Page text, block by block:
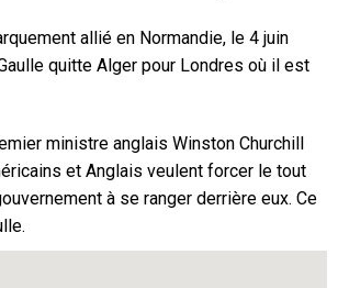
allié en Normandie, le 4 juin
quitte Alger pour Londres où il est
ministre anglais Winston Churchill
et Anglais veulent forcer le tout
à se ranger derrière eux. Ce
entre deux monstres de l’Histoire,